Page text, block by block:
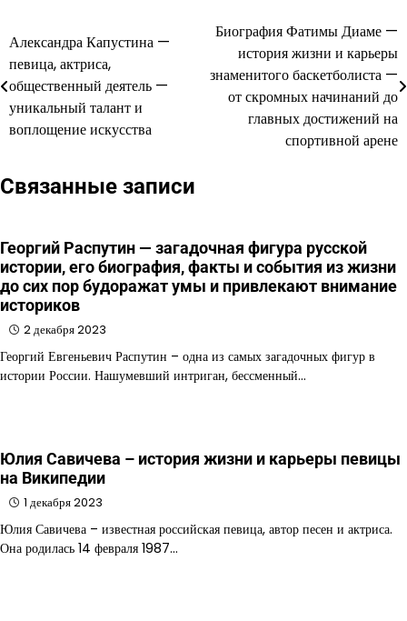
Навигация
по
записям
Александра Капустина —
певица, актриса,
общественный деятель —
уникальный талант и
воплощение искусства
Биография Фатимы Диаме —
история жизни и карьеры
знаменитого баскетболиста —
от скромных начинаний до
главных достижений на
спортивной арене
Связанные записи
Георгий Распутин — загадочная фигура русской
истории, его биография, факты и события из жизни
до сих пор будоражат умы и привлекают внимание
историков
2 декабря 2023
Георгий Евгеньевич Распутин – одна из самых загадочных фигур в
истории России. Нашумевший интриган, бессменный…
Юлия Савичева – история жизни и карьеры певицы
на Википедии
1 декабря 2023
Юлия Савичева – известная российская певица, автор песен и актриса.
Она родилась 14 февраля 1987…